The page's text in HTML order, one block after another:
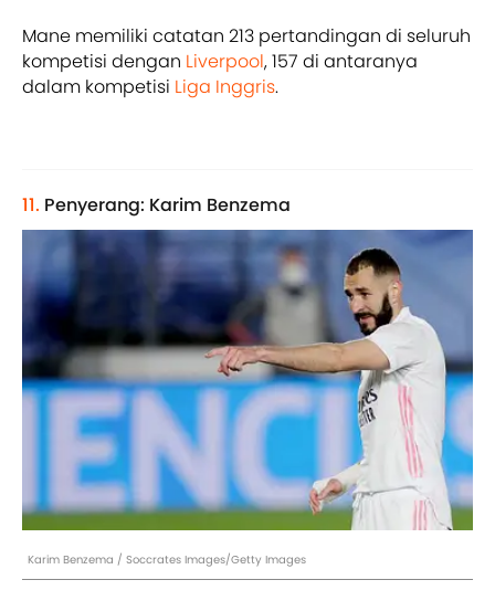
Mane memiliki catatan 213 pertandingan di seluruh
kompetisi dengan Liverpool, 157 di antaranya
dalam kompetisi Liga Inggris.
11. Penyerang: Karim Benzema
Karim Benzema / Soccrates Images/Getty Images